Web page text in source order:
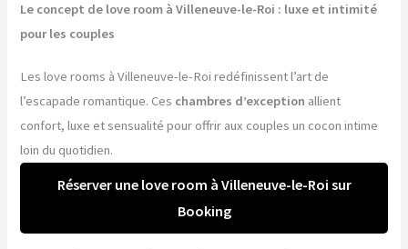
Le concept de love room à Villeneuve-le-Roi : luxe et intimité
pour les couples
Les love rooms à Villeneuve-le-Roi redéfinissent l’art de
l’escapade romantique. Ces chambres d’exception allient
confort, luxe et sensualité pour offrir aux couples un cocon intime
loin du quotidien.
Réserver une love room à Villeneuve-le-Roi sur
Booking